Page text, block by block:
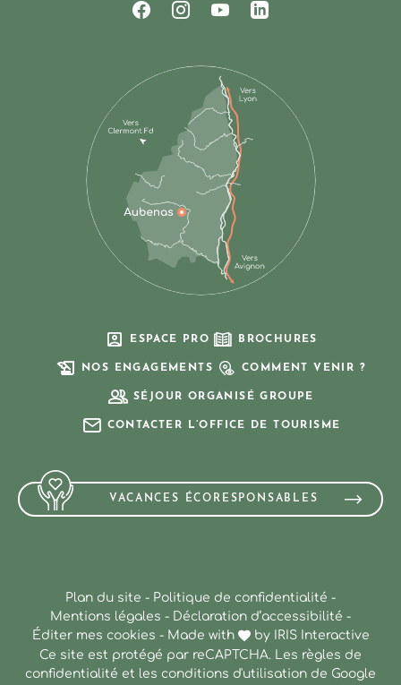
Suivez-nous sur Facebook
Suivez-nous sur Instagram
Suivez-nous sur
Suivez-nous sur
ESPACE PRO BROCHURES
NOS ENGAGEMENTS COMMENT VENIR ?
SÉJOUR ORGANISÉ GROUPE
CONTACTER L’OFFICE DE TOURISME
VACANCES ÉCORESPONSABLES
Plan du site - Politique de confidentialité -
Mentions légales - Déclaration d’accessibilité -
Éditer mes cookies - Made with by
IRIS Interactive
Ce site est protégé par reCAPTCHA. Les règles de
confidentialité et les conditions d'utilisation de Google